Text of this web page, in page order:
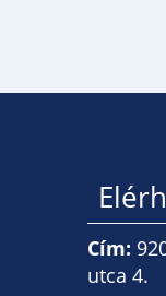
Cím:
utca 4.